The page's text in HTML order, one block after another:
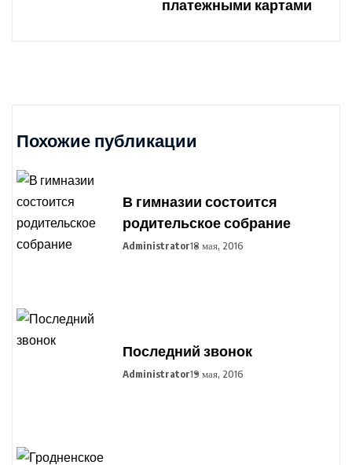
платежными картами
Похожие публикации
В гимназии состоится
родительское собрание
Administrator18 мая, 2016
Последний звонок
Administrator19 мая, 2016